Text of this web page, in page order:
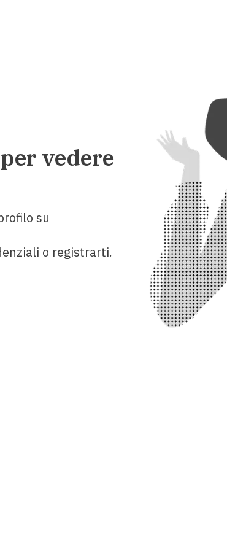
vedere
su
o registrarti.